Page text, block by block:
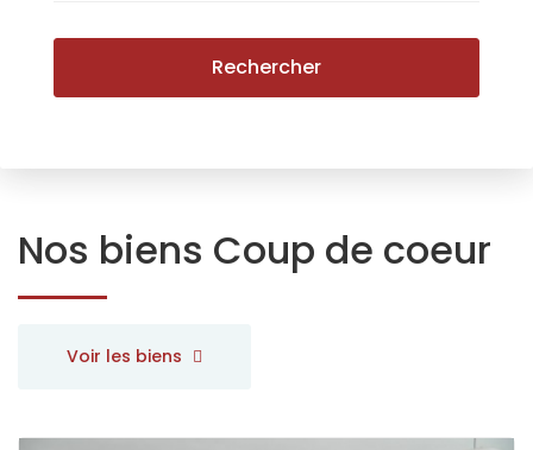
Rechercher
Nos biens Coup de coeur
Voir les biens